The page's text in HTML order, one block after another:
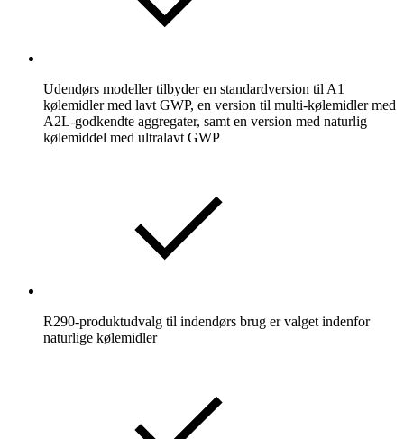
Udendørs modeller tilbyder en standardversion til A1
kølemidler med lavt GWP, en version til multi-kølemidler med
A2L-godkendte aggregater, samt en version med naturlig
kølemiddel med ultralavt GWP
R290-produktudvalg til indendørs brug er valget indenfor
naturlige kølemidler